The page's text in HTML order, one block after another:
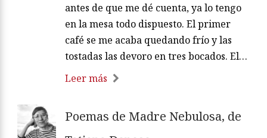
antes de que me dé cuenta, ya lo tengo
en la mesa todo dispuesto. El primer
café se me acaba quedando frío y las
tostadas las devoro en tres bocados. El…
Leer más
Poemas de Madre Nebulosa, de